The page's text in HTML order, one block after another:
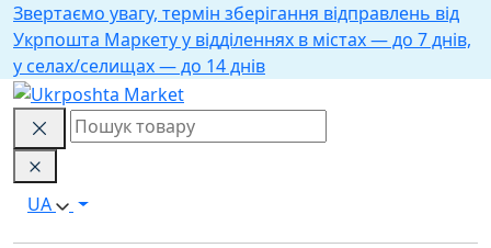
Звертаємо увагу, термін зберігання відправлень від
Укрпошта Маркету у відділеннях в містах — до 7 днів,
у селах/селищах — до 14 днів
UA